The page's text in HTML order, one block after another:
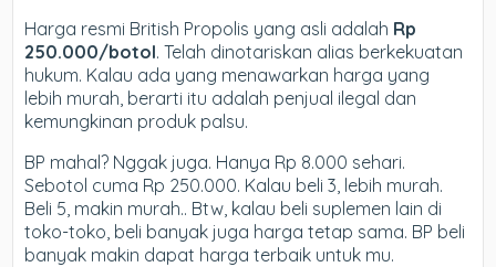
Harga resmi British Propolis yang asli adalah Rp
250.000/botol. Telah dinotariskan alias berkekuatan
hukum. Kalau ada yang menawarkan harga yang
lebih murah, berarti itu adalah penjual ilegal dan
kemungkinan produk palsu.
BP mahal? Nggak juga. Hanya Rp 8.000 sehari.
Sebotol cuma Rp 250.000. Kalau beli 3, lebih murah.
Beli 5, makin murah.. Btw, kalau beli suplemen lain di
toko-toko, beli banyak juga harga tetap sama. BP beli
banyak makin dapat harga terbaik untuk mu.